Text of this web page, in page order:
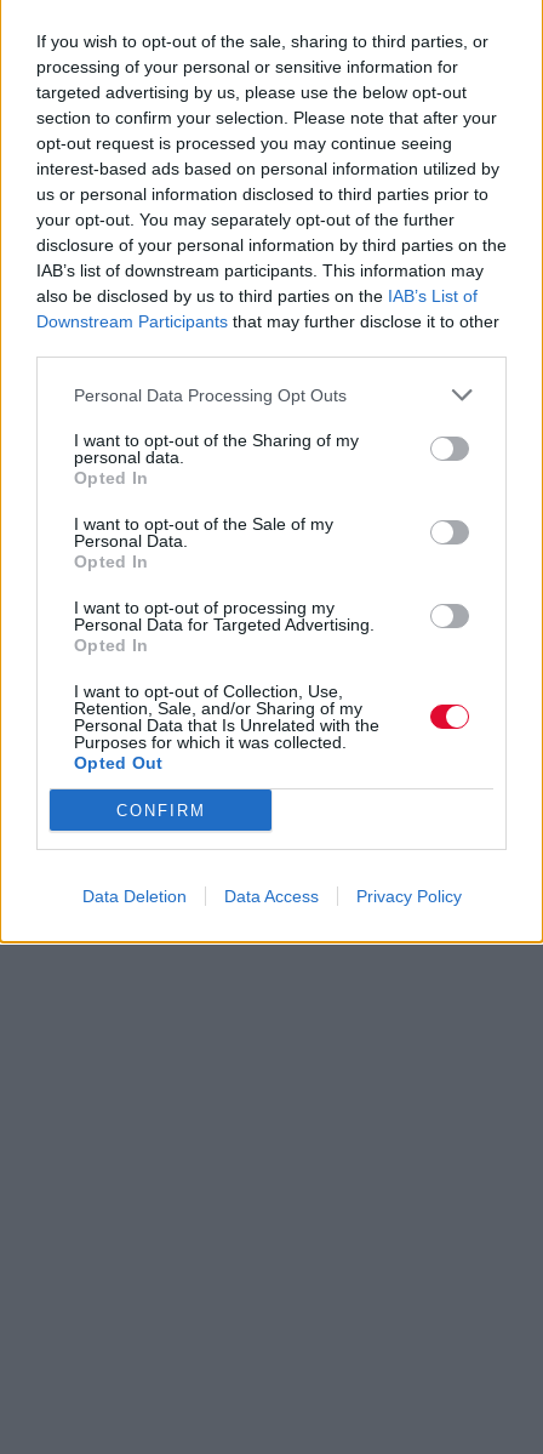
If you wish to opt-out of the sale, sharing to third parties, or
processing of your personal or sensitive information for
targeted advertising by us, please use the below opt-out
section to confirm your selection. Please note that after your
opt-out request is processed you may continue seeing
interest-based ads based on personal information utilized by
us or personal information disclosed to third parties prior to
your opt-out. You may separately opt-out of the further
disclosure of your personal information by third parties on the
IAB’s list of downstream participants. This information may
also be disclosed by us to third parties on the IAB’s List of
Downstream Participants that may further disclose it to other
Personal Data Processing Opt Outs
I want to opt-out of the Sharing of my
personal data.
Opted In
I want to opt-out of the Sale of my
Personal Data.
Opted In
I want to opt-out of processing my
Personal Data for Targeted Advertising.
Opted In
I want to opt-out of Collection, Use,
Retention, Sale, and/or Sharing of my
Personal Data that Is Unrelated with the
Purposes for which it was collected.
Opted Out
CONFIRM
Data Deletion Data Access Privacy Policy
11 Swan the Dog
Previous Article Next Article
Google News
MOOD OF THE DAY
κυριολεκτικά. Ο Άντονι Χόπκινς
στα 88 αρνείται να το βάλει κάτω
άλμπουμ με ορχηστρικές συνθέσεις και τίτλο:
Life Is A Dream. Φυσικά και είναι Άντονι...
Μάκης Μηλάτος